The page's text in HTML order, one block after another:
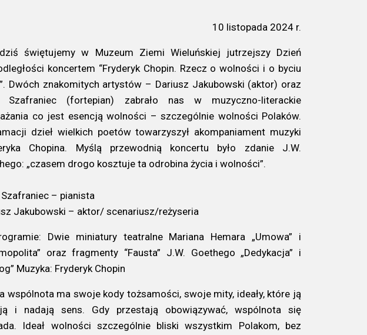
10 listopada 2024 r.
świętujemy w Muzeum Ziemi Wieluńskiej jutrzejszy Dzień
koncertem “Fryderyk Chopin. Rzecz o wolności i o byciu
Dwóch znakomitych artystów – Dariusz Jakubowski (aktor) oraz
Szafraniec (fortepian) zabrało nas w muzyczno-literackie
co jest esencją wolności – szczególnie wolności Polaków.
dzieł wielkich poetów towarzyszył akompaniament muzyki
Chopina. Myślą przewodnią koncertu było zdanie J.W.
„czasem drogo kosztuje ta odrobina życia i wolności”.
– pianista
Jakubowski – aktor/ scenariusz/reżyseria
Dwie miniatury teatralne Mariana Hemara „Umowa” i
oraz fragmenty “Fausta” J.W. Goethego „Dedykacja” i
Muzyka: Fryderyk Chopin
wspólnota ma swoje kody tożsamości, swoje mity, ideały, które ją
i nadają sens. Gdy przestają obowiązywać, wspólnota się
Ideał wolności szczególnie bliski wszystkim Polakom, bez